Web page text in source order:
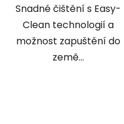
Snadné čištění s Easy-
Clean technologií a
možnost zapuštění do
země...